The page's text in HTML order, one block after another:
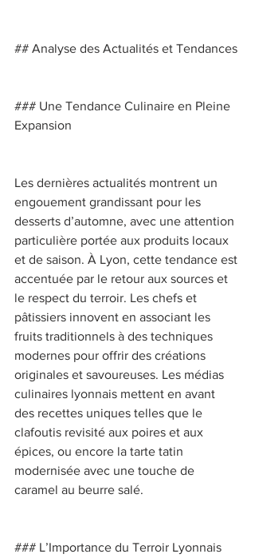
## Analyse des Actualités et Tendances
### Une Tendance Culinaire en Pleine
Expansion
Les dernières actualités montrent un
engouement grandissant pour les
desserts d’automne, avec une attention
particulière portée aux produits locaux
et de saison. À Lyon, cette tendance est
accentuée par le retour aux sources et
le respect du terroir. Les chefs et
pâtissiers innovent en associant les
fruits traditionnels à des techniques
modernes pour offrir des créations
originales et savoureuses. Les médias
culinaires lyonnais mettent en avant
des recettes uniques telles que le
clafoutis revisité aux poires et aux
épices, ou encore la tarte tatin
modernisée avec une touche de
caramel au beurre salé.
### L’Importance du Terroir Lyonnais